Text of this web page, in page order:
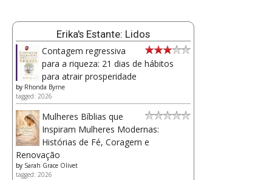
Erika's Estante: Lidos
Contagem regressiva
para a riqueza: 21 dias de hábitos
para atrair prosperidade
by Rhonda Byrne
tagged: 2026
Mulheres Bíblias que
Inspiram Mulheres Modernas:
Histórias de Fé, Coragem e
Renovação
by Sarah Grace Olivet
tagged: 2026